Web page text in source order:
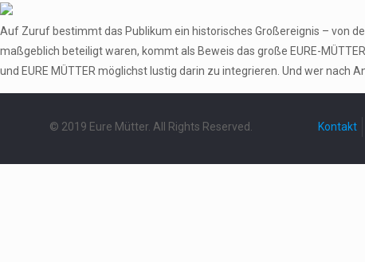
Auf Zuruf bestimmt das Publikum ein historisches Großereignis – von
maßgeblich beteiligt waren, kommt als Beweis das große EURE-
und EURE MÜTTER möglichst lustig darin zu integrieren. Und wer nach
© 2019 Eure Mütter. All Rights Reserved. Kontakt